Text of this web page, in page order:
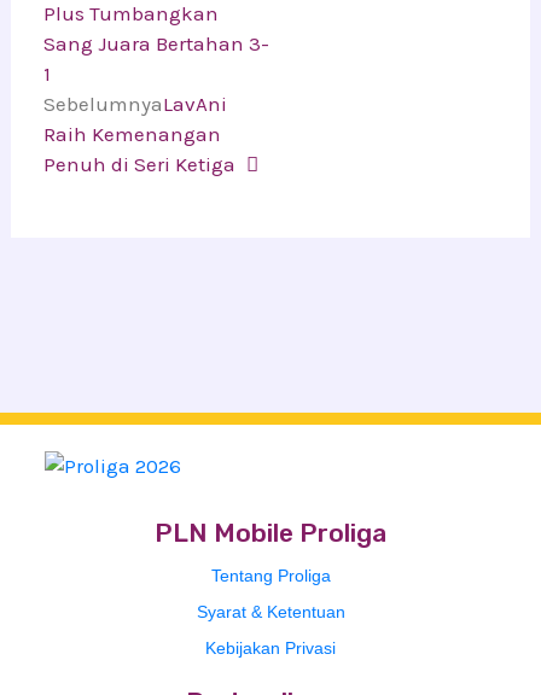
Plus Tumbangkan
Sang Juara Bertahan 3-
1
SebelumnyaLavAni
Raih Kemenangan
Penuh di Seri Ketiga
PLN Mobile Proliga
Tentang Proliga
Syarat & Ketentuan
Kebijakan Privasi